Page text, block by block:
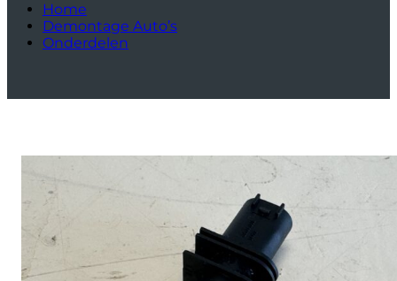
Home
Demontage Auto’s
Onderdelen